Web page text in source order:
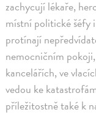
zachycují lékaře,
místní politické šéfy
protínají
nemocničním
kancelářích, ve
vedou ke
příležitostně také k